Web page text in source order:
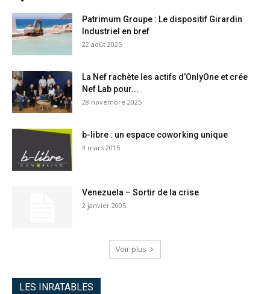
Patrimum Groupe : Le dispositif Girardin
Industriel en bref
22 août 2025
La Nef rachète les actifs d’OnlyOne et crée
Nef Lab pour...
28 novembre 2025
b-libre : un espace coworking unique
3 mars 2015
Venezuela – Sortir de la crise
2 janvier 2005
Voir plus
LES INRATABLES